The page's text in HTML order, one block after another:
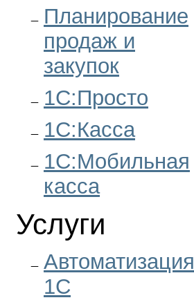
Планирование
продаж и
закупок
1С:Просто
1С:Касса
1С:Мобильная
касса
Услуги
Автоматизация
1С